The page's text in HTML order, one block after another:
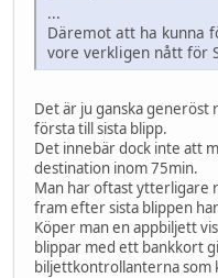
...
Däremot att ha kunna
vore verkligen nått för
Det är ju ganska
första till sista blipp.
Det innebär dock inte att
destination inom 75min.
Man har oftast ytterligare
fram efter sista blippen
Köper man en appbiljett
blippar med ett bankkort
biljettkontrollanterna som